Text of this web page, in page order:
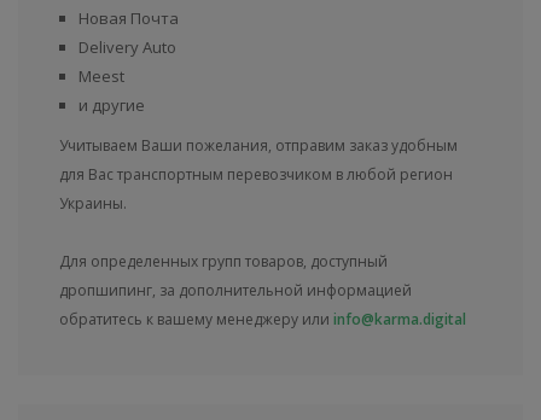
Новая Почта
Delivery Auto
Meest
и другие
Учитываем Ваши пожелания, отправим заказ удобным
для Вас транспортным перевозчиком в любой регион
Украины.
Для определенных групп товаров, доступный
дропшипинг, за дополнительной информацией
обратитесь к вашему менеджеру или info@karma.digital